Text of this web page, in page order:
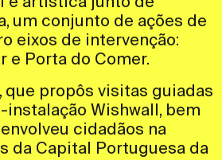
um conjunto de ações de
eixos de intervenção:
e Porta do Comer.
que propôs visitas guiadas
Wishwall, bem
cidadãos na
da Capital Portuguesa da